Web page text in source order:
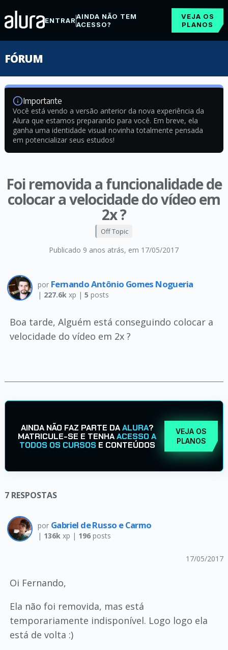
ENTRARAINDA NÃO TEM
ACESSO?
VEJA OS
PLANOS
FÓRUM
Importante
Você está vendo a versão anterior da nova experiência da
Alura que estamos preparando para você. Em breve, ela
ganha uma identidade visual novinha totalmente pensada
em potencializar seus estudos!
Foi removida a funcionalidade de
colocar a velocidade do vídeo em
2x ?
Publicado 9 anos atrás, em 17/05/2017
Off Topic
por Fernando Antônio Gomes Nogueria
| 227.6kxp | 5 posts
Boa tarde, Alguém está conseguindo colocar a
velocidade do vídeo em 2x ?
AINDA NÃO FAZ PARTE DAALURA?
MATRICULE-SE E TENHAACESSO A
TODOS OS CURSOS E CONTEÚDOS
VEJA OS
PLANOS
7 RESPOSTAS
por Gabriel de Russo e Carmo
| 136kxp | 196posts
17/05/2017
Oi Fernando,
Ela não foi removida, mas está
temporariamente indisponível. Logo logo ela
está de volta :)